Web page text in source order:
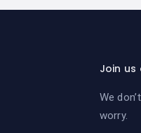
Join us
We
worry.